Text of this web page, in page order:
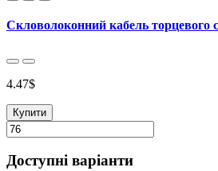
Скловолоконний кабель торцевого
4.47$
Купити
Доступні варіанти